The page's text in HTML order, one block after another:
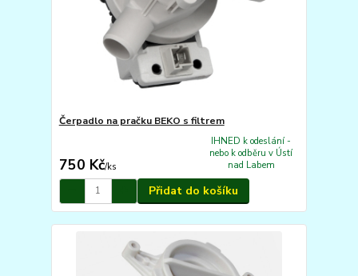
Čerpadlo na pračku BEKO s filtrem
750 Kč/ks
IHNED k odeslání -
nebo k odběru v Ústí
nad Labem
Přidat do košíku